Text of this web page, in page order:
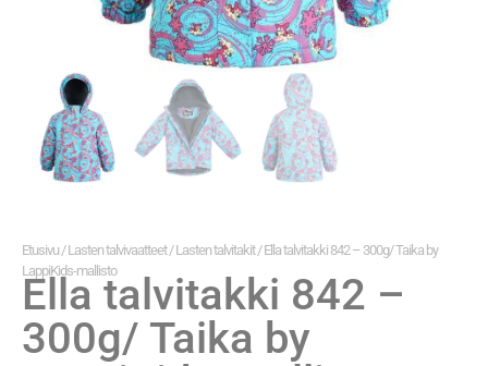
Etusivu /Lasten talvivaatteet/Lasten talvitakit/ Ella talvitakki 842 – 300g/ Taika by
LappiKids-mallisto
Ella talvitakki 842 –
300g/ Taika by